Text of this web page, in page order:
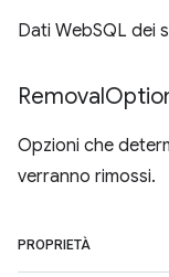
Dati WebSQL dei
Removal
Opzioni che
verranno rimossi.
PROPRIETÀ